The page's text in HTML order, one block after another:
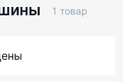
1 товар